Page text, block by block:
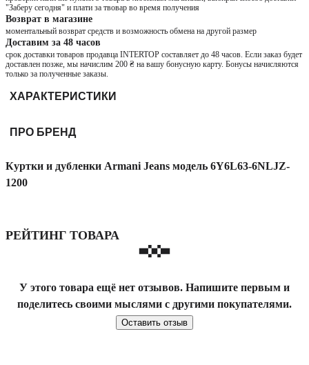
"Заберу сегодня" и плати за твовар во время получения
Возврат в магазине
моментальный возврат средств и возможность обмена на другой размер
Доставим за 48 часов
срок доставки товаров продавца INTERTOP составляет до 48 часов. Если заказ будет
доставлен позже, мы начислим 200 ₴ на вашу бонусную карту. Бонусы начисляются
только за полученные заказы.
ХАРАКТЕРИСТИКИ
ПРО БРЕНД
Куртки и дубленки Armani Jeans модель 6Y6L63-6NLJZ-
1200
РЕЙТИНГ ТОВАРА
У этого товара ещё нет отзывов. Напишите первым и
поделитесь своими мыслями с другими покупателями.
Оставить отзыв